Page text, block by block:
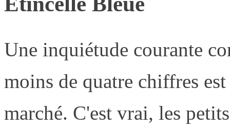
Une inquiétude courante
moins de quatre chiffres
marché. C'est vrai, les